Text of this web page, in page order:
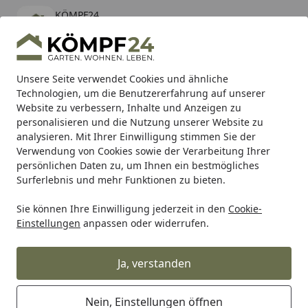
Unsere Seite verwendet Cookies und ähnliche
Technologien, um die Benutzererfahrung auf unserer
Website zu verbessern, Inhalte und Anzeigen zu
personalisieren und die Nutzung unserer Website zu
analysieren. Mit Ihrer Einwilligung stimmen Sie der
Verwendung von Cookies sowie der Verarbeitung Ihrer
persönlichen Daten zu, um Ihnen ein bestmögliches
Surferlebnis und mehr Funktionen zu bieten.
Sie können Ihre Einwilligung jederzeit in den Cookie-
Einstellungen anpassen oder widerrufen.
Ja, verstanden
Nein, Einstellungen öffnen
KÖMPF24
kostenlos - Im App Store
Hotline
Alle Produkte
Mein Konto
Suchen
Karibu Pools inkl. gratis Sandfilteranlage & Pool-
Starterset (Gesamtwert bis 468,99€)
Startseite
Alles für den Garten Gartenhaus Gartenhäuser Holz
Skan Holz 28 mm Gartenhaus Como